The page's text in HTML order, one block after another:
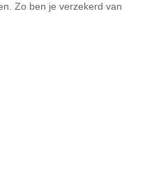
Zo ben je verzekerd van